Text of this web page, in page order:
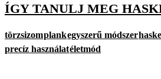
ÍGY TANULJ MEG
törzsizomplankegyszerű módszer
precíz használatéletmód